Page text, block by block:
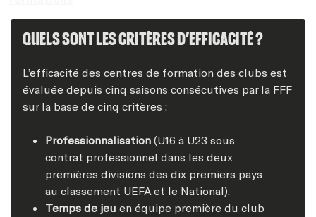
Quels sont les critères d’efficacité ?
L’efficacité des centres de formation des clubs est
évaluée depuis cinq saisons consécutives par la FFF
sur la base de cinq critères :
Professionnalisation (U16 à U23 sous
contrat professionnel dans les deux
premières divisions des dix premiers pays
au classement UEFA et le National).
Temps de jeu en équipe première du club